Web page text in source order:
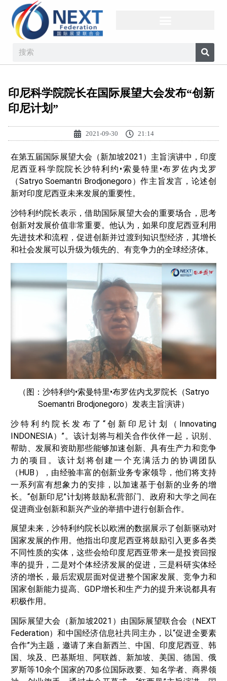
印尼科学院院长在国际展望大会发布“创新
印尼计划”
2021-09-30 21:14
在第五届国际展望大会（新加坡2021）主旨演讲中，印度
尼西亚科学院院长沙特利约•索曼特里•布罗佐内戈罗
（Satryo Soemantri Brodjonegoro）作主旨发言，论述创
新对印度尼西亚未来发展的重要性。
沙特利约院长表示，借助国际展望大会的重要场合，思考
创新对发展价值非常重要。他认为，如果印度尼西亚利用
先进技术和流程，促进创新并过渡到知识型经济，其增长
和社会发展可以升级为领先的、有竞争力的全球经济体。
（图：沙特利约•索曼特里•布罗佐内戈罗院长（Satryo
Soemantri Brodjonegoro）发表主旨演讲）
沙特利约院长发布了“创新印尼计划（Innovating
INDONESIA）”。该计划将与相关合作伙伴一起，识别、
帮助、发展和资助那些能够加速创新、具有生产力和竞争
力的项目。该计划将创建一个充满活力的协调团队
（HUB），由经验丰富的创新业务专家领导，他们将支持
一系列富有想象力的安排，以加速基于创新的业务的增
长。“创新印尼”计划将鼓励私营部门、政府和大学之间在
促进商业创新和新兴产业的举措中进行创新合作。
展望未来，沙特利约院长以欧洲的数据展示了创新驱动对
国家发展的作用。他指出印度尼西亚将鼓励引入更多各类
不同性质的实体，这些会给印度尼西亚带来一是投资回报
率的提升，二是对个体经济发展的促进，三是科研实体经
济的增长，最后宏观层面对促进整个国家发展、竞争力和
国家创新能力提高、GDP增长和生产力的提升来说都具有
积极作用。
国际展望大会（新加坡2021）由国际展望联合会（NEXT
Federation）和中国经济信息社共同主办，以“促进全要素
合作”为主题，邀请了来自新西兰、中国、印度尼西亚、韩
国、埃及、巴基斯坦、阿联酋、新加坡、美国、德国、俄
罗斯等10余个国家的70多位国际政要、知名学者、商界领